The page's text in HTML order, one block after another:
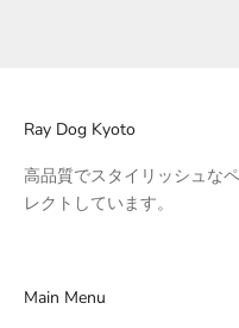
Ray Dog Kyoto
高品質でスタイリッシュな
レクトしています。
Main Menu